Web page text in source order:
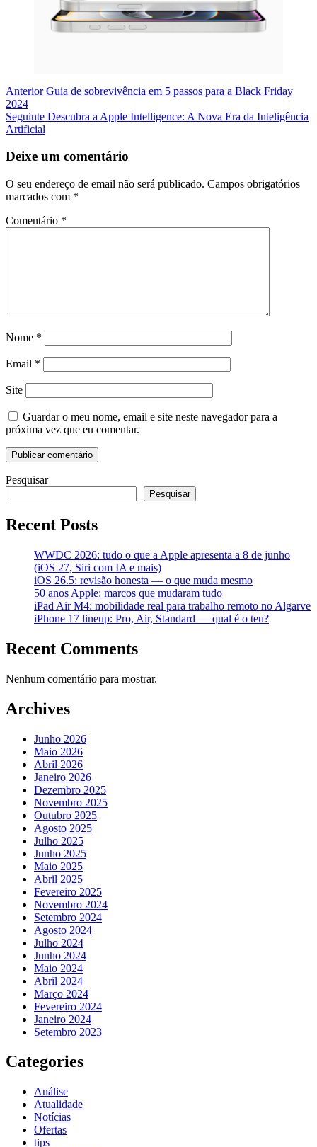
Navegação
de
artigos
Artigo
anterior
Anterior Guia de sobrevivência em 5 passos para a Black Friday
2024
Artigo
seguinte
Seguinte Descubra a Apple Intelligence: A Nova Era da Inteligência
Artificial
Deixe um comentário
O seu endereço de email não será publicado. Campos obrigatórios
marcados com *
Comentário *
Nome *
Email *
Site
Guardar o meu nome, email e site neste navegador para a
próxima vez que eu comentar.
Pesquisar
Pesquisar
Recent Posts
WWDC 2026: tudo o que a Apple apresenta a 8 de junho
(iOS 27, Siri com IA e mais)
iOS 26.5: revisão honesta — o que muda mesmo
50 anos Apple: marcos que mudaram tudo
iPad Air M4: mobilidade real para trabalho remoto no Algarve
iPhone 17 lineup: Pro, Air, Standard — qual é o teu?
Recent Comments
Nenhum comentário para mostrar.
Archives
Junho 2026
Maio 2026
Abril 2026
Janeiro 2026
Dezembro 2025
Novembro 2025
Outubro 2025
Agosto 2025
Julho 2025
Junho 2025
Maio 2025
Abril 2025
Fevereiro 2025
Novembro 2024
Setembro 2024
Agosto 2024
Julho 2024
Junho 2024
Maio 2024
Abril 2024
Março 2024
Fevereiro 2024
Janeiro 2024
Setembro 2023
Categories
Análise
Atualidade
Notícias
Ofertas
tips